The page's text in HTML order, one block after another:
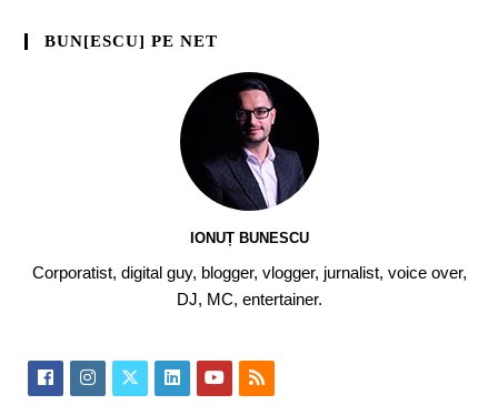
BUN[ESCU] PE NET
IONUȚ BUNESCU
Corporatist, digital guy, blogger, vlogger, jurnalist, voice over,
DJ, MC, entertainer.